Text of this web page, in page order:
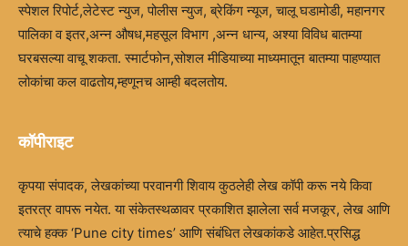
स्पेशल रिपोर्ट,लेटेस्ट न्युज, पोलीस न्युज, ब्रेकिंग न्यूज, चालू घडामोडी, महानगर
पालिका व इतर,अन्न औषध,महसूल विभाग ,अन्न धान्य, अश्या विविध बातम्या
घरबसल्या वाचू शकता. स्मार्टफोन,सोशल मीडियाच्या माध्यमातून बातम्या पाहण्यात
लोकांचा कल वाढतोय,म्हणूनच आम्ही बदलतोय.
कॉपीराइट
कृपया संपादक, लेखकांच्या परवानगी शिवाय कुठलेही लेख कॉपी करू नये किवा
इतरत्र वापरू नयेत. या संकेतस्थळावर प्रकाशित झालेला सर्व मजकूर, लेख आणि
त्याचे हक्क ‘Pune city times’ आणि संबंधित लेखकांकडे आहेत.प्रसिद्ध